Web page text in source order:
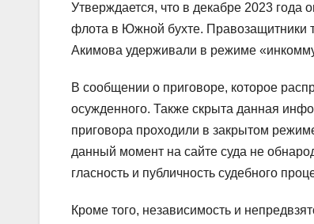
Утверждается, что в декабре 2023 года
флота в Южной бухте. Правозащитники
Акимова удерживали в режиме
В сообщении о приговоре, которое
осужденного. Также скрыта данная
приговора проходили в закрытом
данный момент на сайте суда не
гласность и публичность судебного
Кроме того, независимость и